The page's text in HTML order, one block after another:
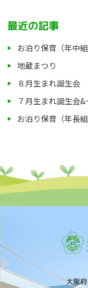
最近の記事
お泊り保育（年中組
地蔵まつり
８月生まれ誕生会
７月生まれ誕生会
お泊り保育（年長組
大阪